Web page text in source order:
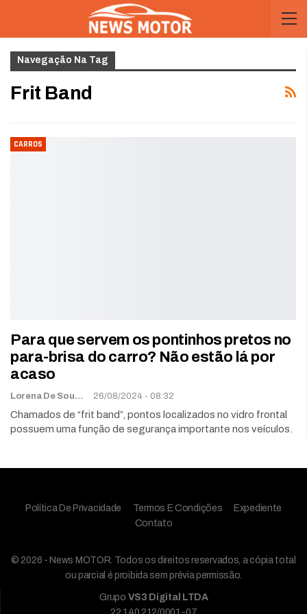
Navegação Na Tag
Frit Band
CARROS
Para que servem os pontinhos pretos no
para-brisa do carro? Não estão lá por
acaso
Lorena De Sousa 26/08/2024 - 08:32
Chamados de “frit band”, pontos localizados no vidro frontal
possuem uma função de segurança importante nos veículos.
Política De Privacidade Termos E Condições
Expediente
Contato
© 2026 - News MOTOR. Todos os direitos reservados, a cópia total
ou parcial é proibida sem prévia permissão.
Grupo VS3 Digital LTDA